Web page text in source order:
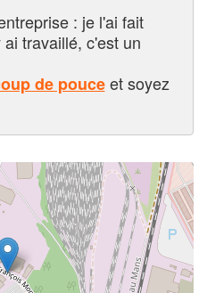
: je l'ai fait
travaillé, c'est un
de pouceet soyez